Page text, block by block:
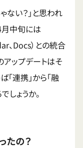
ない？」と思われ
月中旬には
、Docs）との統合
アップデートはそ
連携」から「融
しょうか。
たの？